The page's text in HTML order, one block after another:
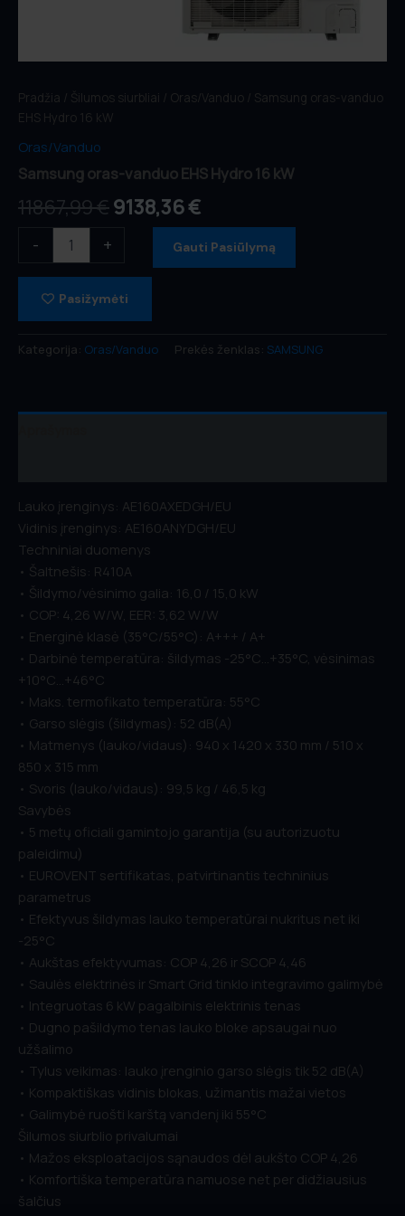
Pradžia / Šilumos siurbliai / Oras/Vanduo / Samsung oras-vanduo
EHS Hydro 16 kW
Oras/Vanduo
Samsung oras-vanduo EHS Hydro 16 kW
11867,99€9138,36€
- + Gauti Pasiūlymą
Pasižymėti
Kategorija: Oras/Vanduo Prekės ženklas: SAMSUNG
Lauko įrenginys: AE160AXEDGH/EU
Vidinis įrenginys: AE160ANYDGH/EU
Techniniai duomenys
• Šaltnešis: R410A
• Šildymo/vėsinimo galia: 16,0 / 15,0 kW
• COP: 4,26 W/W, EER: 3,62 W/W
• Energinė klasė (35°C/55°C): A+++ / A+
• Darbinė temperatūra: šildymas -25°C…+35°C, vėsinimas
+10°C…+46°C
• Maks. termofikato temperatūra: 55°C
• Garso slėgis (šildymas): 52 dB(A)
• Matmenys (lauko/vidaus): 940 x 1420 x 330 mm / 510 x
850 x 315 mm
• Svoris (lauko/vidaus): 99,5 kg / 46,5 kg
Savybės
• 5 metų oficiali gamintojo garantija (su autorizuotu
paleidimu)
• EUROVENT sertifikatas, patvirtinantis techninius
parametrus
• Efektyvus šildymas lauko temperatūrai nukritus net iki
-25°C
• Aukštas efektyvumas: COP 4,26 ir SCOP 4,46
• Saulės elektrinės ir Smart Grid tinklo integravimo galimybė
• Integruotas 6 kW pagalbinis elektrinis tenas
• Dugno pašildymo tenas lauko bloke apsaugai nuo
užšalimo
• Tylus veikimas: lauko įrenginio garso slėgis tik 52 dB(A)
• Kompaktiškas vidinis blokas, užimantis mažai vietos
• Galimybė ruošti karštą vandenį iki 55°C
Šilumos siurblio privalumai
• Mažos eksploatacijos sąnaudos dėl aukšto COP 4,26
• Komfortiška temperatūra namuose net per didžiausius
šalčius